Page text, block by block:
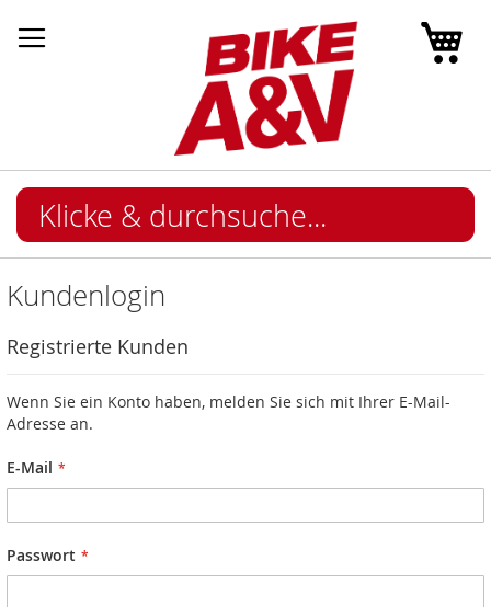
Kundenlogin
Registrierte Kunden
Wenn Sie ein Konto haben, melden Sie sich mit Ihrer E-Mail-
Adresse an.
E-Mail
Passwort